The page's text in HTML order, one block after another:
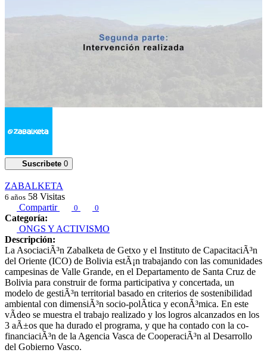
Suscribete 0
ZABALKETA
6 años 58 Visitas
Compartir
0 0
Categoría:
ONGS Y ACTIVISMO
Descripción:
La AsociaciÃ³n Zabalketa de Getxo y el Instituto de CapacitaciÃ³n
del Oriente (ICO) de Bolivia estÃ¡n trabajando con las comunidades
campesinas de Valle Grande, en el Departamento de Santa Cruz de
Bolivia para construir de forma participativa y concertada, un
modelo de gestiÃ³n territorial basado en criterios de sostenibilidad
ambiental con dimensiÃ³n socio-polÃ­tica y econÃ³mica. En este
vÃ­deo se muestra el trabajo realizado y los logros alcanzados en los
3 aÃ±os que ha durado el programa, y que ha contado con la co-
financiaciÃ³n de la Agencia Vasca de CooperaciÃ³n al Desarrollo
del Gobierno Vasco.